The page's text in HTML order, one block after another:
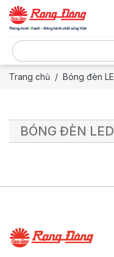
Trang chủ Bóng đèn
BÓNG ĐÈN